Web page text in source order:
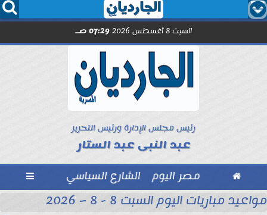
  
السبت 8 أغسطس 2026 07:29 صـ
رئيس مجلس الإدارة ورئيس التحرير
عبد النبى عبد الستار
 مصر اليوم الشارع السياسي 
مواعيد مباريات اليوم السبت 8 - 8 – 2026 والقنوات الناقلة